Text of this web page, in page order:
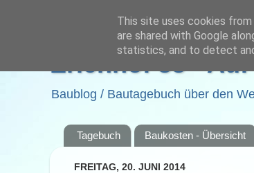
Erlenhof 38 -
Baublog / Bautagebuch über den
Tagebuch Baukosten - Übersicht
FREITAG, 20. JUNI 2014
This site uses cookies
are shared with Google
statistics, and to detect